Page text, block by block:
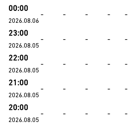
00:00
2026.08.06
- - - - -
23:00
2026.08.05
- - - - -
22:00
2026.08.05
- - - - -
21:00
2026.08.05
- - - - -
20:00
2026.08.05
- - - - -